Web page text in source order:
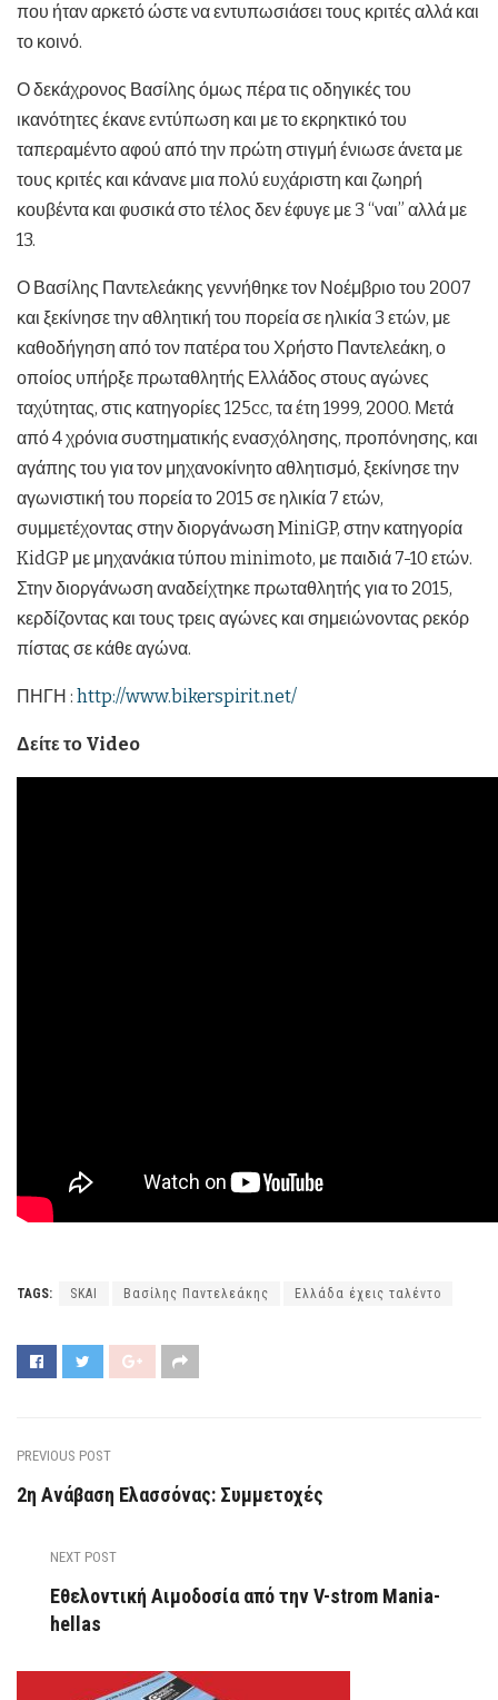
που ήταν αρκετό ώστε να εντυπωσιάσει τους κριτές αλλά και
το κοινό.
Ο δεκάχρονος Βασίλης όμως πέρα τις οδηγικές του
ικανότητες έκανε εντύπωση και με το εκρηκτικό του
ταπεραμέντο αφού από την πρώτη στιγμή ένιωσε άνετα με
τους κριτές και κάνανε μια πολύ ευχάριστη και ζωηρή
κουβέντα και φυσικά στο τέλος δεν έφυγε με 3 “ναι” αλλά με
13.
Ο Βασίλης Παντελεάκης γεννήθηκε τον Νοέμβριο του 2007
και ξεκίνησε την αθλητική του πορεία σε ηλικία 3 ετών, με
καθοδήγηση από τον πατέρα του Χρήστο Παντελεάκη, ο
οποίος υπήρξε πρωταθλητής Ελλάδος στους αγώνες
ταχύτητας, στις κατηγορίες 125cc, τα έτη 1999, 2000. Μετά
από 4 χρόνια συστηματικής ενασχόλησης, προπόνησης, και
αγάπης του για τον μηχανοκίνητο αθλητισμό, ξεκίνησε την
αγωνιστική του πορεία το 2015 σε ηλικία 7 ετών,
συμμετέχοντας στην διοργάνωση MiniGP, στην κατηγορία
KidGP με μηχανάκια τύπου minimoto, με παιδιά 7-10 ετών.
Στην διοργάνωση αναδείχτηκε πρωταθλητής για το 2015,
κερδίζοντας και τους τρεις αγώνες και σημειώνοντας ρεκόρ
πίστας σε κάθε αγώνα.
ΠΗΓΗ : http://www.bikerspirit.net/
Δείτε το Video
TAGS: SKAI Βασίλης Παντελεάκης Ελλάδα έχεις ταλέντο
PREVIOUS POST
2η Ανάβαση Ελασσόνας: Συμμετοχές
NEXT POST
Εθελοντική Αιμοδοσία από την V-strom Mania-
hellas